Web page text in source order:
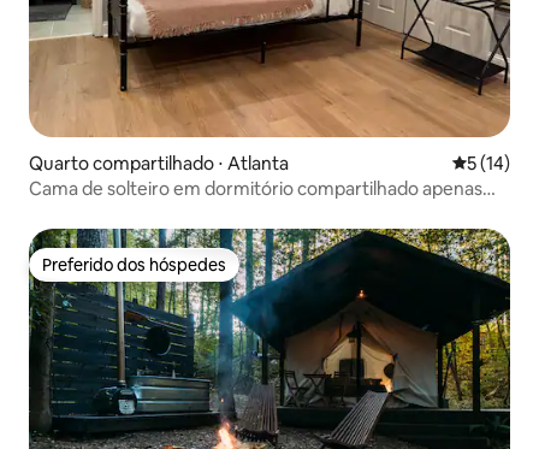
Quarto compartilhado ⋅ Atlanta 5 de uma
5 (14)
Cama de solteiro em dormitório compartilhado apenas
Preferido dos hóspedes
Preferido dos hóspedes